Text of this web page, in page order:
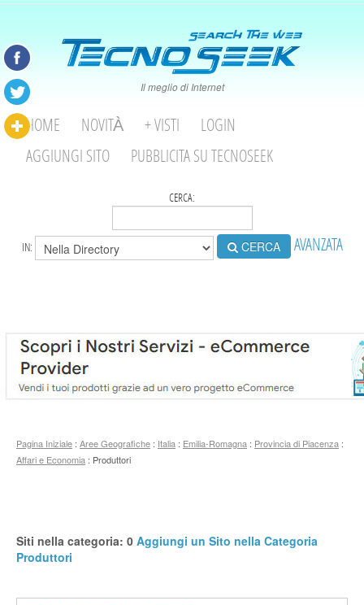
Il meglio di Internet
HOME NOVITÀ + VISTI
LOGIN
AGGIUNGI SITO
PUBBLICITA SU TECNOSEEK
CERCA:
IN: CERCA AVANZATA
Pagina Iniziale : Aree Geografiche : Italia : Emilia-Romagna : Provincia di Piacenza :
Affari e Economia : Produttori
Siti nella categoria: 0 Aggiungi un Sito nella Categoria
Produttori